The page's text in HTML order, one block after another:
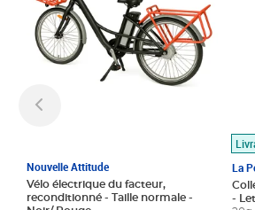
Nouvelle Attitude
Vélo électrique du facteur,
reconditionné - Taille normale -
La
-